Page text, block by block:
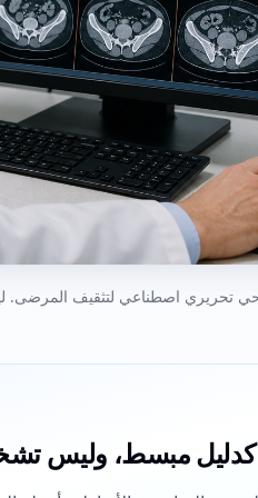
تحريري اصطناعي لتثقيف المرضى.
كدليل مبسط، وليس